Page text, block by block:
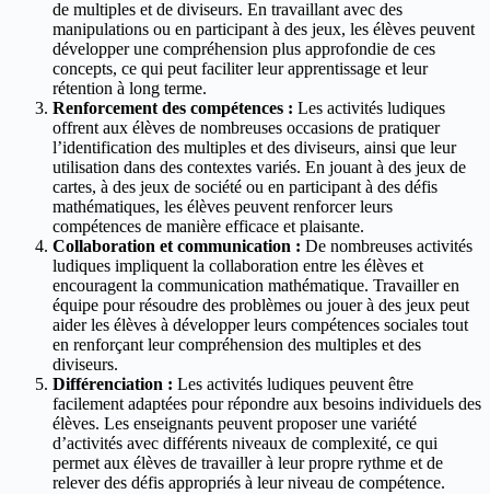
de multiples et de diviseurs. En travaillant avec des
manipulations ou en participant à des jeux, les élèves peuvent
développer une compréhension plus approfondie de ces
concepts, ce qui peut faciliter leur apprentissage et leur
rétention à long terme.
Renforcement des compétences : Les activités ludiques
offrent aux élèves de nombreuses occasions de pratiquer
l’identification des multiples et des diviseurs, ainsi que leur
utilisation dans des contextes variés. En jouant à des jeux de
cartes, à des jeux de société ou en participant à des défis
mathématiques, les élèves peuvent renforcer leurs
compétences de manière efficace et plaisante.
Collaboration et communication : De nombreuses activités
ludiques impliquent la collaboration entre les élèves et
encouragent la communication mathématique. Travailler en
équipe pour résoudre des problèmes ou jouer à des jeux peut
aider les élèves à développer leurs compétences sociales tout
en renforçant leur compréhension des multiples et des
diviseurs.
Différenciation : Les activités ludiques peuvent être
facilement adaptées pour répondre aux besoins individuels des
élèves. Les enseignants peuvent proposer une variété
d’activités avec différents niveaux de complexité, ce qui
permet aux élèves de travailler à leur propre rythme et de
relever des défis appropriés à leur niveau de compétence.